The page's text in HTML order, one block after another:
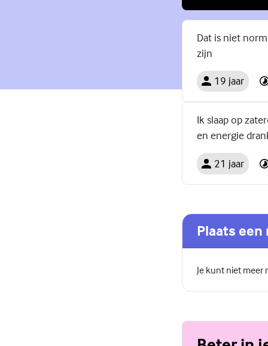
Dat is niet
zijn
19 jaar
Ik slaap op
en energie
21 jaar
Plaats een
Je kunt niet meer